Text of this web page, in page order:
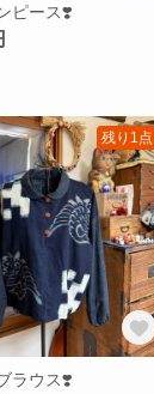
ピース❣️
残り1点
ラウス❣️